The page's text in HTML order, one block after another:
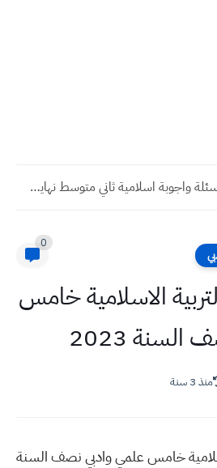
اسئلة واجوبة اسلامية ثاني متوسط نهاية السنة 2023
0
الاسلامية خامس
2023
منذ 3 سنة
خامس علمي وادبي نصف السنة